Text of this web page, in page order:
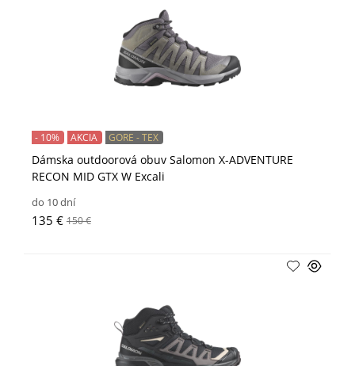
Dámska outdoorová obuv Salomon X-ADVENTURE
RECON MID GTX W Excali
- 10% AKCIA GORE - TEX
do 10 dní
135 € 150 €